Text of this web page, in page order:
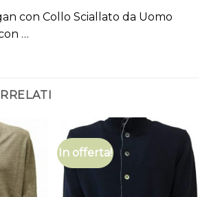
con Collo Sciallato da Uomo
…
In offerta!